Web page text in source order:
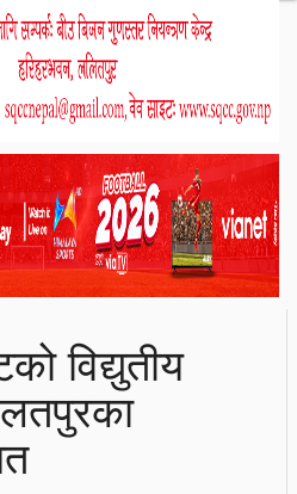
विद्युतीय